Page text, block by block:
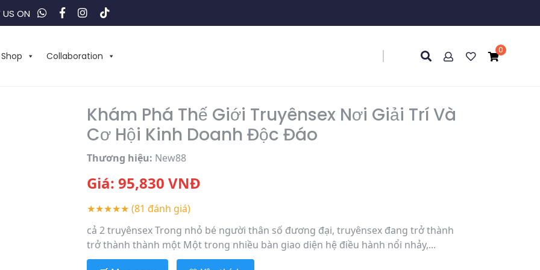
US ON
Shop Collaboration
0
Khám Phá Thế Giới Truyênsex Nơi Giải Trí Và
Cơ Hội Kinh Doanh Độc Đáo
Thương hiệu: New88
Giá: 95,830 VNĐ
★★★★★ (81 đánh giá)
cả 2 truyênsex Trong nhỏ bé người thân số đương đại, truyênsex đang trở thành
trở thành thành một Một trong nhiều bàn giao diện hệ điều hành nổi nhảy,...